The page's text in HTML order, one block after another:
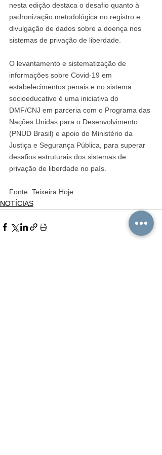
nesta edição destaca o desafio quanto à
padronização metodológica no registro e
divulgação de dados sobre a doença nos
sistemas de privação de liberdade.
O levantamento e sistematização de
informações sobre Covid-19 em
estabelecimentos penais e no sistema
socioeducativo é uma iniciativa do
DMF/CNJ em parceria com o Programa das
Nações Unidas para o Desenvolvimento
(PNUD Brasil) e apoio do Ministério da
Justiça e Segurança Pública, para superar
desafios estruturais dos sistemas de
privação de liberdade no país.
Fonte: Teixeira Hoje
NOTÍCIAS